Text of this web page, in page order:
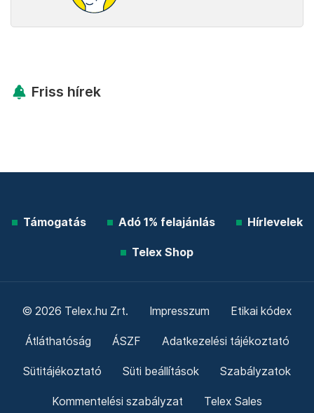
Friss hírek
Támogatás Adó 1% felajánlás Hírlevelek
Telex Shop
© 2026 Telex.hu Zrt. Impresszum Etikai kódex
Átláthatóság ÁSZF Adatkezelési tájékoztató
Sütitájékoztató Süti beállítások Szabályzatok
Kommentelési szabályzat Telex Sales